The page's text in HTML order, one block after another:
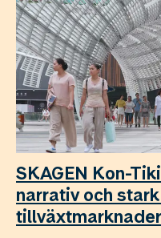
SKAGEN Kon-
narrativ och